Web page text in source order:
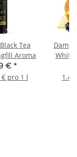
Tea
Aroma
€ *
€ pro 1 l
White